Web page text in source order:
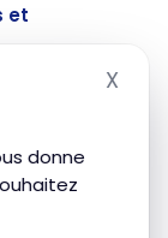
donne
X
et